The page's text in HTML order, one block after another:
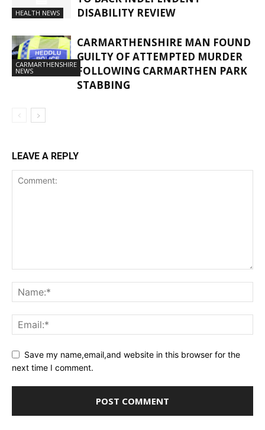
HEALTH NEWS
DISABILITY REVIEW
CARMARTHENSHIRE
NEWS
CARMARTHENSHIRE MAN FOUND
GUILTY OF ATTEMPTED MURDER
FOLLOWING CARMARTHEN PARK
STABBING
LEAVE A REPLY
Save my name,email,and website in this browser for the
next time I comment.